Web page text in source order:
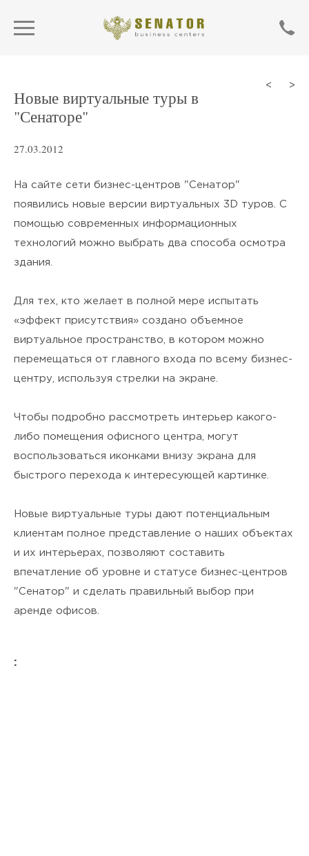
< >
Новые виртуальные туры в
"Сенаторе"
27.03.2012
На сайте сети бизнес-центров "Сенатор"
появились новые версии виртуальных 3D туров. С
помощью современных информационных
технологий можно выбрать два способа осмотра
здания.
Для тех, кто желает в полной мере испытать
«эффект присутствия» создано объемное
виртуальное пространство, в котором можно
перемещаться от главного входа по всему бизнес-
центру, используя стрелки на экране.
Чтобы подробно рассмотреть интерьер какого-
либо помещения офисного центра, могут
воспользоваться иконками внизу экрана для
быстрого перехода к интересующей картинке.
Новые виртуальные туры дают потенциальным
клиентам полное представление о наших объектах
и их интерьерах, позволяют составить
впечатление об уровне и статусе бизнес-центров
"Сенатор" и сделать правильный выбор при
аренде офисов.
:
SEND
я подтверждаю своёСогласие
на обработку персональных
конфиденциальности .